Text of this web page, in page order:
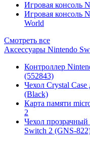
Игровая консоль
Игровая консоль
World
Смотреть все
Аксессуары Nintendo
Контроллер
(552843)
Чехол Сrystal Сase
(Black)
Карта памяти
2
Чехол прозрачный
Switch 2 (GNS-